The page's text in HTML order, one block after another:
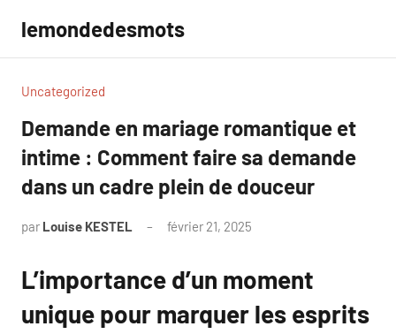
contenu
lemondedesmots
Uncategorized
Demande en mariage romantique et
intime : Comment faire sa demande
dans un cadre plein de douceur
par Louise KESTEL février 21, 2025
L’importance d’un moment
unique pour marquer les esprits